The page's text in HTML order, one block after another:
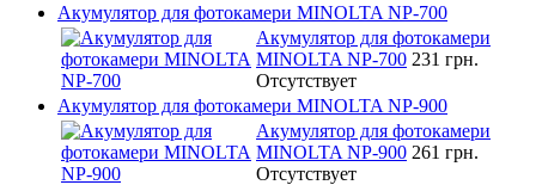
Акумулятор для фотокамери MINOLTA NP-700
Акумулятор для фотокамери
MINOLTA NP-700 231 грн.
Отсутствует
Акумулятор для фотокамери MINOLTA NP-900
Акумулятор для фотокамери
MINOLTA NP-900 261 грн.
Отсутствует